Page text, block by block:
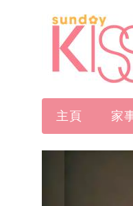
主頁 家